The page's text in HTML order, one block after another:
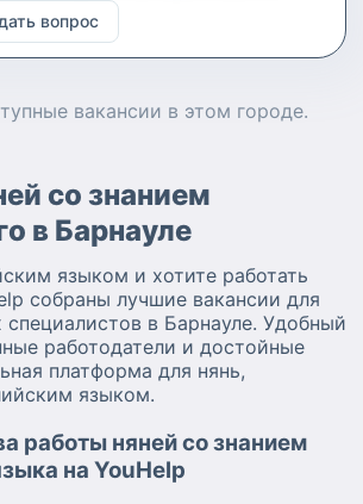
вопрос
вакансии в этом городе.
со знанием
в Барнауле
языком и хотите работать
собраны лучшие вакансии для
специалистов в Барнауле. Удобный
работодатели и достойные
платформа для нянь,
языком.
работы няней со знанием
на YouHelp